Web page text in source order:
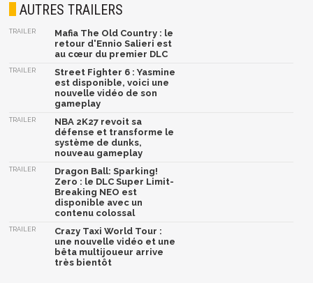
AUTRES TRAILERS
TRAILER
Mafia The Old Country : le
retour d'Ennio Salieri est
au cœur du premier DLC
TRAILER
Street Fighter 6 : Yasmine
est disponible, voici une
nouvelle vidéo de son
gameplay
TRAILER
NBA 2K27 revoit sa
défense et transforme le
système de dunks,
nouveau gameplay
TRAILER
Dragon Ball: Sparking!
Zero : le DLC Super Limit-
Breaking NEO est
disponible avec un
contenu colossal
TRAILER
Crazy Taxi World Tour :
une nouvelle vidéo et une
bêta multijoueur arrive
très bientôt